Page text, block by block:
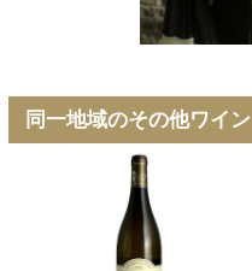
同一地域のその他ワイン